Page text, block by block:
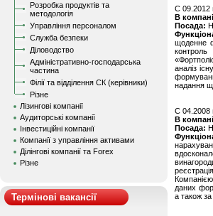
Розробка продуктів та
методологія
Управління персоналом
Служба безпеки
Діловодство
Адміністративно-господарська
частина
Філії та відділення СК (керівники)
Різне
Лізингові компанії
Аудиторські компанії
Інвестиційні компанії
Компанії з управління активами
Ділінгові компанії та Forex
Різне
Термінові вакансії
C 09.2012
В
Посада:
щоденне
аналіз
надання
C 04.2008
В
Посада:
даних
а також